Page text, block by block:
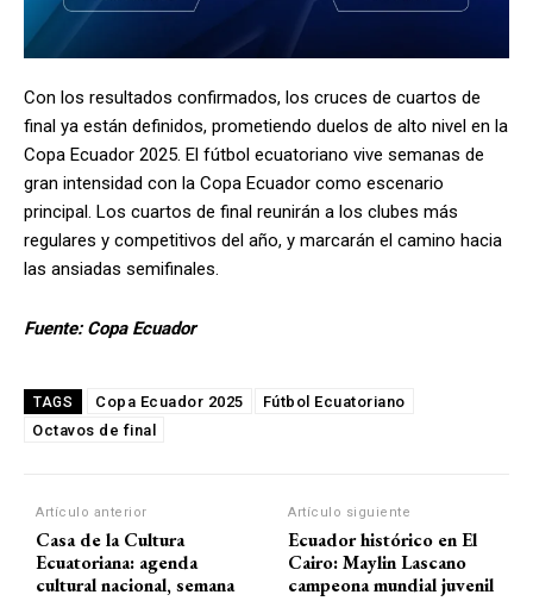
Con los resultados confirmados, los cruces de cuartos de
final ya están definidos, prometiendo duelos de alto nivel en la
Copa Ecuador 2025. El fútbol ecuatoriano vive semanas de
gran intensidad con la Copa Ecuador como escenario
principal. Los cuartos de final reunirán a los clubes más
regulares y competitivos del año, y marcarán el camino hacia
las ansiadas semifinales.
Fuente: Copa Ecuador
TAGS Copa Ecuador 2025
Fútbol Ecuatoriano
Octavos de final
Artículo anterior
Casa de la Cultura
Ecuatoriana: agenda
cultural nacional, semana
Artículo siguiente
Ecuador histórico en El
Cairo: Maylin Lascano
campeona mundial juvenil